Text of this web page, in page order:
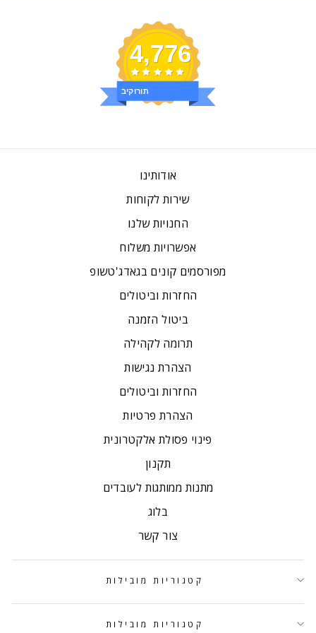
4,776
ביקורות
אודותינו
שירות לקוחות
החנויות שלנו
אפשרויות משלוח
מפורסמים קונים בגאדג'טשופ
החזרות וביטולים
ביטול הזמנה
תרומה לקהילה
הצהרת נגישות
החזרות וביטולים
הצהרת פרטיות
פינוי פסולת אלקטרונית
תקנון
מתנות ממותגות לעובדים
בלוג
צור קשר
קטגוריות מובילות
קטגוריות מובילות